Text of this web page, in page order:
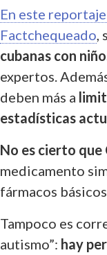
En este
Factchequeado
cubanas con
expertos.
deben más a
estadísticas
No es cierto que
medicamento
fármacos
Tampoco es
autismo”: hay